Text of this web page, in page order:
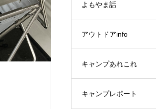
よもやま話
アウトドアinfo
キャンプあれこれ
キャンプレポート